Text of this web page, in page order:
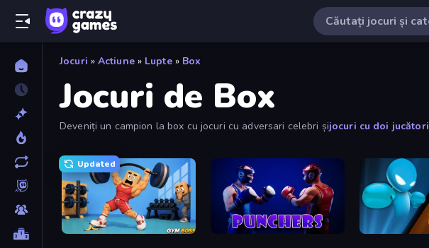
Jocuri » Actiune » Lupte » Box
Jocuri de Box
Deveniți un campion la box cu jocuri cu adversari celebri șijocuri cu doi jucători
Updated
Gym Boss Punchers Drunken Boxing